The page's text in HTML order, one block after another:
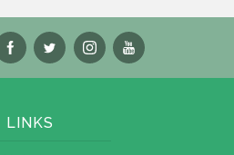
LINKS